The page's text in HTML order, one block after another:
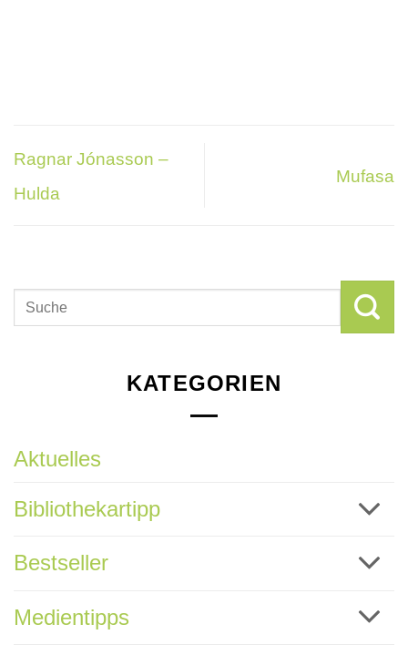
Ragnar Jónasson –
Hulda
Mufasa
KATEGORIEN
Aktuelles
Bibliothekartipp
Bestseller
Medientipps